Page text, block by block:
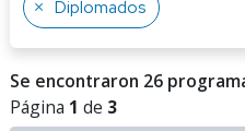
Diplomados
Se encontraron 26
Página 1 de 3